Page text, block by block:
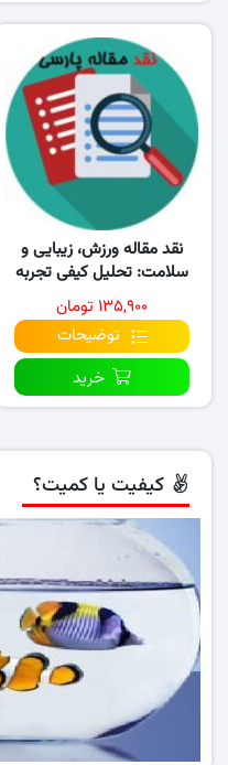
نقد مقاله ورزش، زیبایی و
سلامت: تحلیل کیفی تجربه
زنان از باشگاه
۱۳۵,۹۰۰ تومان
توضیحات
خرید
کیفیت یا کمیت؟